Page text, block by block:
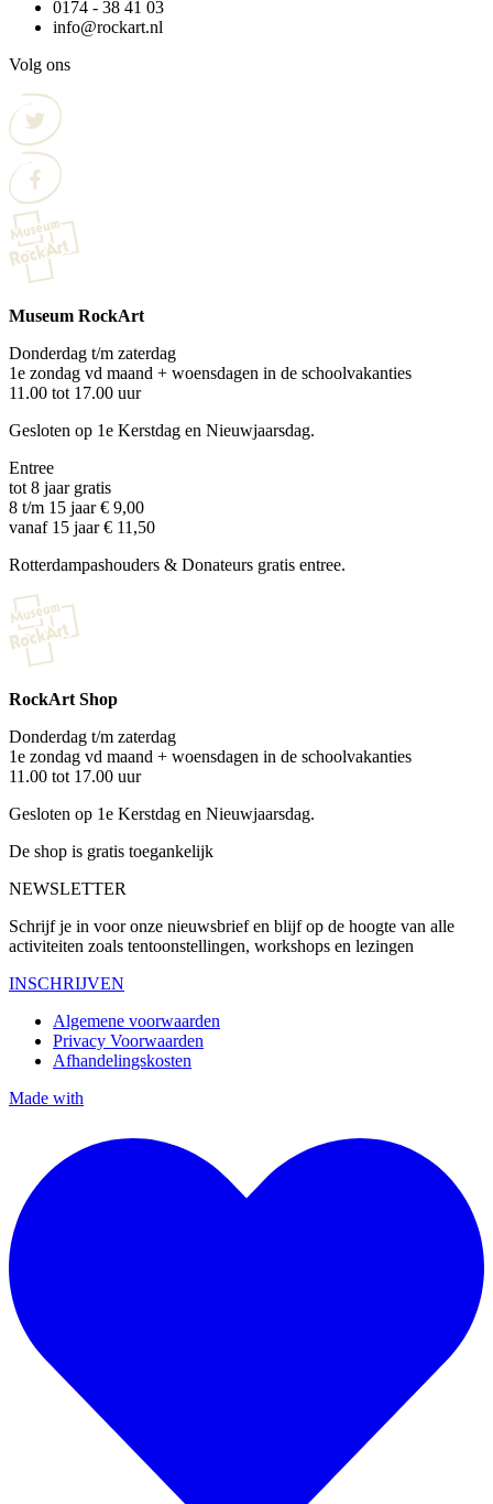
0174 - 38 41 03
info@rockart.nl
Volg ons
Museum RockArt
Donderdag t/m zaterdag
1e zondag vd maand + woensdagen in de schoolvakanties
11.00 tot 17.00 uur
Gesloten op 1e Kerstdag en Nieuwjaarsdag.
Entree
tot 8 jaar gratis
8 t/m 15 jaar € 9,00
vanaf 15 jaar € 11,50
Rotterdampashouders & Donateurs gratis entree.
RockArt Shop
Donderdag t/m zaterdag
1e zondag vd maand + woensdagen in de schoolvakanties
11.00 tot 17.00 uur
Gesloten op 1e Kerstdag en Nieuwjaarsdag.
De shop is gratis toegankelijk
NEWSLETTER
Schrijf je in voor onze nieuwsbrief en blijf op de hoogte van alle
activiteiten zoals tentoonstellingen, workshops en lezingen
INSCHRIJVEN
Algemene voorwaarden
Privacy Voorwaarden
Afhandelingskosten
Made with